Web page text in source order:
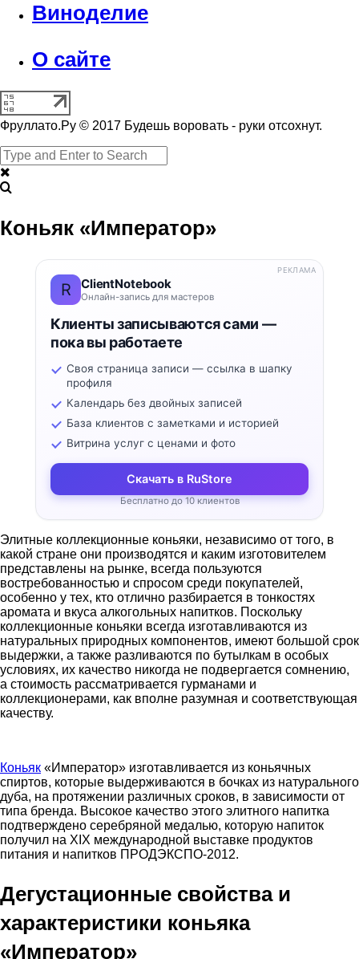
Виноделие
О сайте
Фруллато.Ру © 2017 Будешь воровать - руки отсохнут.
Коньяк «Император»
R ClientNotebook
Онлайн-запись для мастеров
Клиенты записываются сами —
пока вы работаете
Своя страница записи — ссылка в шапку
профиля
Календарь без двойных записей
База клиентов с заметками и историей
Витрина услуг с ценами и фото
Скачать в RuStore
Бесплатно до 10 клиентов
РЕКЛАМА
Элитные коллекционные коньяки, независимо от того, в
какой стране они производятся и каким изготовителем
представлены на рынке, всегда пользуются
востребованностью и спросом среди покупателей,
особенно у тех, кто отлично разбирается в тонкостях
аромата и вкуса алкогольных напитков. Поскольку
коллекционные коньяки всегда изготавливаются из
натуральных природных компонентов, имеют большой срок
выдержки, а также разливаются по бутылкам в особых
условиях, их качество никогда не подвергается сомнению,
а стоимость рассматривается гурманами и
коллекционерами, как вполне разумная и соответствующая
качеству.
Коньяк «Император» изготавливается из коньячных
спиртов, которые выдерживаются в бочках из натурального
дуба, на протяжении различных сроков, в зависимости от
типа бренда. Высокое качество этого элитного напитка
подтверждено серебряной медалью, которую напиток
получил на XIX международной выставке продуктов
питания и напитков ПРОДЭКСПО-2012.
Дегустационные свойства и
характеристики коньяка
«Император»